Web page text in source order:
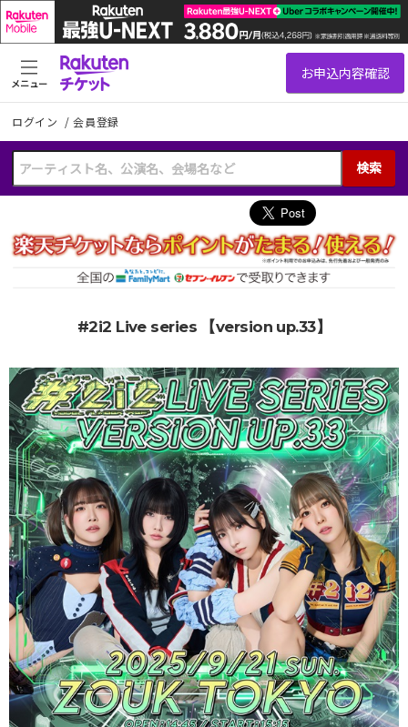
ログイン /会員登録
検索
メニュー
#2i2 Live series 【version up.33】